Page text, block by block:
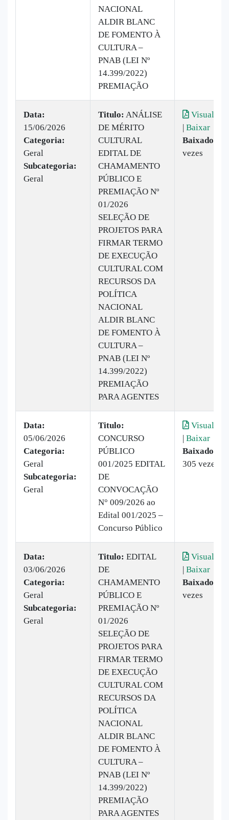
NACIONAL
ALDIR BLANC
DE FOMENTO À
CULTURA –
PNAB (LEI Nº
14.399/2022)
PREMIAÇÃO
Data:
15/06/2026
Categoria:
Geral
Subcategoria:
Geral
Titulo: ANÁLISE
DE MÉRITO
CULTURAL
EDITAL DE
CHAMAMENTO
PÚBLICO E
PREMIAÇÃO Nº
01/2026
SELEÇÃO DE
PROJETOS PARA
FIRMAR TERMO
DE EXECUÇÃO
CULTURAL COM
RECURSOS DA
POLÍTICA
NACIONAL
ALDIR BLANC
DE FOMENTO À
CULTURA –
PNAB (LEI Nº
14.399/2022)
PREMIAÇÃO
PARA AGENTES
Visualizar
| Baixar
Baixado:
vezes
Data:
05/06/2026
Categoria:
Geral
Subcategoria:
Geral
Titulo:
CONCURSO
PÚBLICO
001/2025 EDITAL
DE
CONVOCAÇÃO
N° 009/2026 ao
Edital 001/2025 –
Concurso Público
Visualizar
| Baixar
Baixado:
305 vezes
Data:
03/06/2026
Categoria:
Geral
Subcategoria:
Geral
Titulo: EDITAL
DE
CHAMAMENTO
PÚBLICO E
PREMIAÇÃO Nº
01/2026
SELEÇÃO DE
PROJETOS PARA
FIRMAR TERMO
DE EXECUÇÃO
CULTURAL COM
RECURSOS DA
POLÍTICA
NACIONAL
ALDIR BLANC
DE FOMENTO À
CULTURA –
PNAB (LEI Nº
14.399/2022)
PREMIAÇÃO
PARA AGENTES
Visualizar
| Baixar
Baixado:
vezes